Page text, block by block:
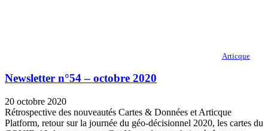
Articque
Newsletter n°54 – octobre 2020
20 octobre 2020
Rétrospective des nouveautés Cartes & Données et Articque
Platform, retour sur la journée du géo-décisionnel 2020, les cartes du